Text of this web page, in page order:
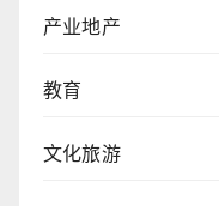
产业地产
教育
文化旅游